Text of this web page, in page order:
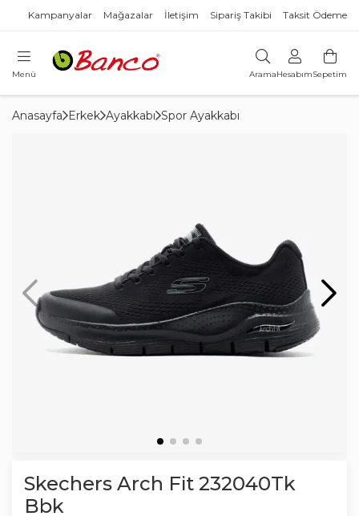
Kampanyalar Mağazalar İletişim Sipariş Takibi Taksit Ödeme
Menü AramaHesabımSepetim
Anasayfa Erkek Ayakkabı Spor Ayakkabı
Skechers Arch Fit 232040Tk
Bbk